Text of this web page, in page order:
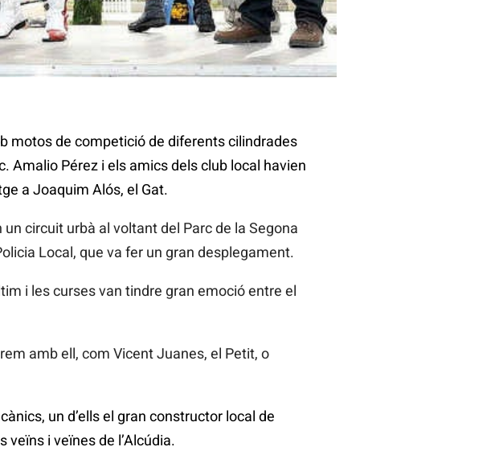
motos de competició de diferents cilindrades
Amalio Pérez i els amics dels club local havien
a Joaquim Alós, el Gat.
circuit urbà al voltant del Parc de la Segona
Local, que va fer un gran desplegament.
i les curses van tindre gran emoció entre el
amb ell, com Vicent Juanes, el Petit, o
un d’ells el gran constructor local de
veïns i veïnes de l’Alcúdia.